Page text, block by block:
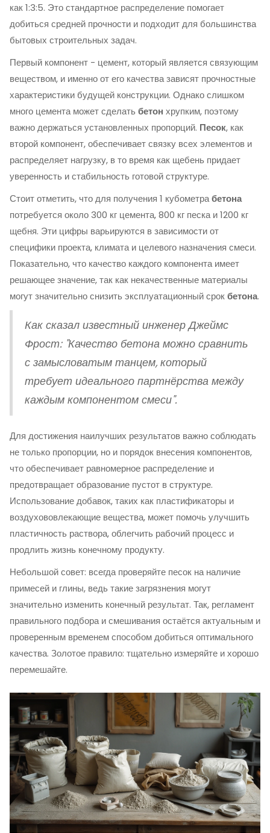
как 1:3:5. Это стандартное распределение помогает
добиться средней прочности и подходит для большинства
бытовых строительных задач.
Первый компонент - цемент, который является связующим
веществом, и именно от его качества зависят прочностные
характеристики будущей конструкции. Однако слишком
много цемента может сделатьбетон хрупким, поэтому
важно держаться установленных пропорций. Песок, как
второй компонент, обеспечивает связку всех элементов и
распределяет нагрузку, в то время как щебень придает
уверенность и стабильность готовой структуре.
Стоит отметить, что для получения 1 кубометрабетона
потребуется около 300 кг цемента, 800 кг песка и 1200 кг
щебня. Эти цифры варьируются в зависимости от
специфики проекта, климата и целевого назначения смеси.
Показательно, что качество каждого компонента имеет
решающее значение, так как некачественные материалы
могут значительно снизить эксплуатационный срокбетона.
Как сказал известный инженер Джеймс
Фрост: "Качество бетона можно сравнить
с замысловатым танцем, который
требует идеального партнёрства между
каждым компонентом смеси".
Для достижения наилучших результатов важно соблюдать
не только пропорции, но и порядок внесения компонентов,
что обеспечивает равномерное распределение и
предотвращает образование пустот в структуре.
Использование добавок, таких как пластификаторы и
воздухововлекающие вещества, может помочь улучшить
пластичность раствора, облегчить рабочий процесс и
продлить жизнь конечному продукту.
Небольшой совет: всегда проверяйте песок на наличие
примесей и глины, ведь такие загрязнения могут
значительно изменить конечный результат. Так, регламент
правильного подбора и смешивания остаётся актуальным и
проверенным временем способом добиться оптимального
качества. Золотое правило: тщательно измеряйте и хорошо
перемешайте.